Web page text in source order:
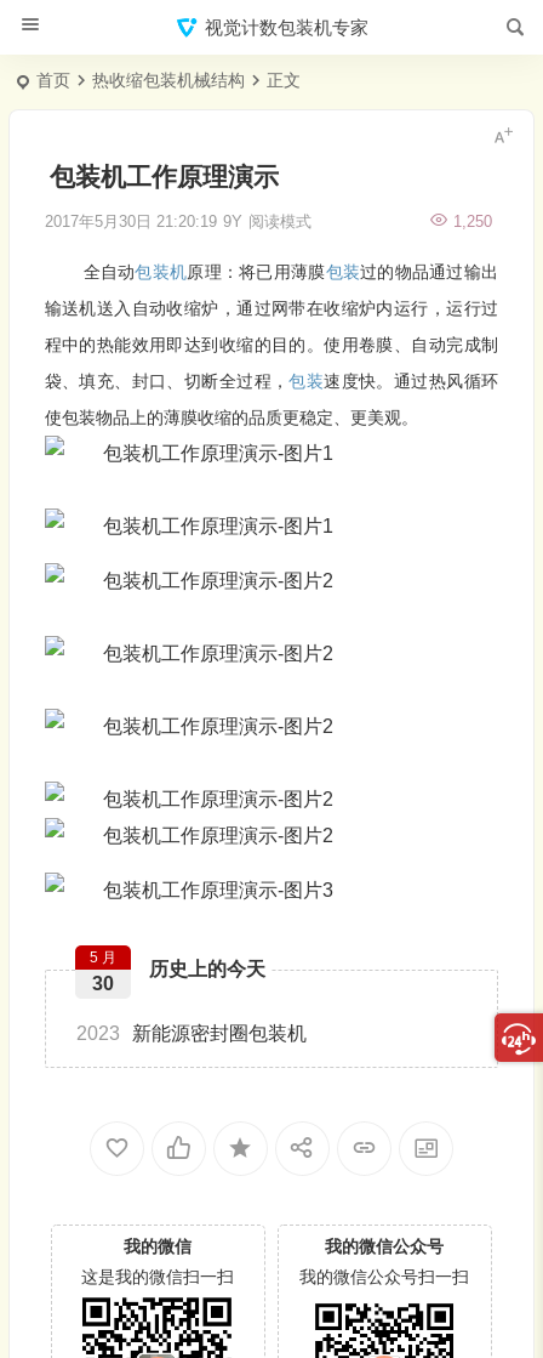
视觉计数包装机专家
首页 热收缩包装机械结构 正文
包装机工作原理演示
2017年5月30日 21:20:19 9Y 1,250
阅读模式
全自动包装机原理：将已用薄膜包装过的物品通过输出
输送机送入自动收缩炉，通过网带在收缩炉内运行，运行过
程中的热能效用即达到收缩的目的。使用卷膜、自动完成制
袋、填充、封口、切断全过程，包装速度快。通过热风循环
使包装物品上的薄膜收缩的品质更稳定、更美观。
历史上的今天
5 月
30
2023 新能源密封圈包装机
我的微信
这是我的微信扫一扫
我的微信公众号
我的微信公众号扫一扫